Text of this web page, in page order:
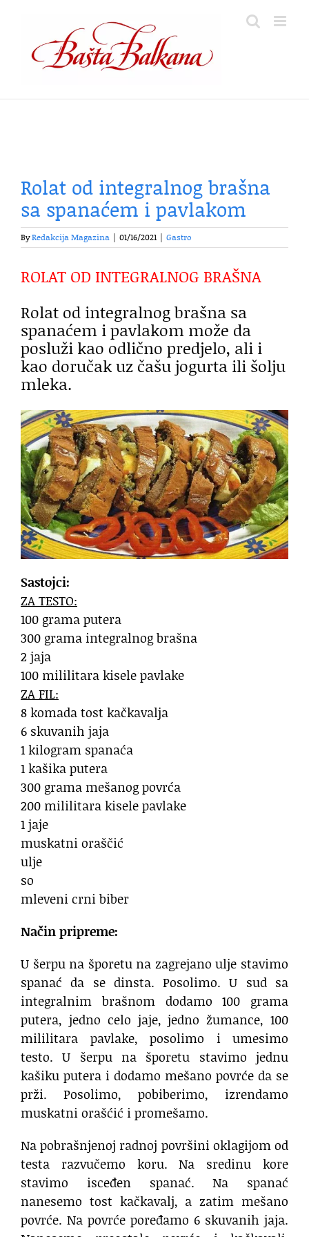
content
Rolat od integralnog brašna
sa spanaćem i pavlakom
ByRedakcija Magazina 01/16/2021 Gastro
ROLAT OD INTEGRALNOG BRAŠNA
Rolat od integralnog brašna sa
spanaćem i pavlakom može da
posluži kao odlično predjelo, ali i
kao doručak uz čašu jogurta ili šolju
mleka.
Sastojci:
ZA TESTO:
100 grama putera
300 grama integralnog brašna
2 jaja
100 mililitara kisele pavlake
ZA FIL:
8 komada tost kačkavalja
6 skuvanih jaja
1 kilogram spanaća
1 kašika putera
300 grama mešanog povrća
200 mililitara kisele pavlake
1 jaje
muskatni oraščić
ulje
so
mleveni crni biber
Način pripreme:
U šerpu na šporetu na zagrejano ulje stavimo
spanać da se dinsta. Posolimo. U sud sa
integralnim brašnom dodamo 100 grama
putera, jedno celo jaje, jedno žumance, 100
mililitara pavlake, posolimo i umesimo
testo. U šerpu na šporetu stavimo jednu
kašiku putera i dodamo mešano povrće da se
prži. Posolimo, pobiberimo, izrendamo
muskatni orašćić i promešamo.
Na pobrašnjenoj radnoj površini oklagijom od
testa razvučemo koru. Na sredinu kore
stavimo isceđen spanać. Na spanać
nanesemo tost kačkavalj, a zatim mešano
povrće. Na povrće poređamo 6 skuvanih jaja.